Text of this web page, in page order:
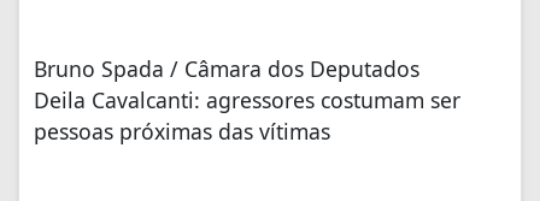
Bruno Spada / Câmara dos Deputados
Deila Cavalcanti: agressores costumam ser
pessoas próximas das vítimas